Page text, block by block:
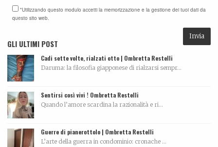
*Utilizzando questo modulo accetti la memorizzazione e la gestione dei tuoi dati da
questo sito web.
GLI ULTIMI POST
Cadi sette volte, rialzati otto | Ombretta Restelli
Daruma: la filosofia giapponese di rialzarsi sempr...
Sentirsi così vivi ! Ombretta Restelli
Quando l’amore scardina la razionalità e ri...
Guerre di pianerottolo | Ombretta Restelli
L’arte della guerra in condominio: cronache ...